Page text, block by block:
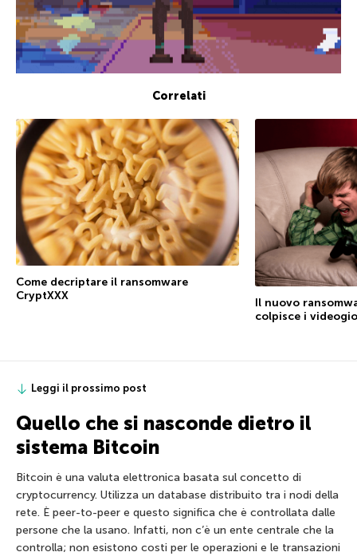
Correlati
Come decriptare il ransomware
CryptXXX
Il nuovo
colpisce i
Leggi il prossimo post
Quello che si nasconde dietro il
sistema Bitcoin
Bitcoin è una valuta elettronica basata sul concetto di
cryptocurrency. Utilizza un database distribuito tra i nodi della
rete. È peer-to-peer e questo significa che è controllata dalle
persone che la usano. Infatti, non c’è un ente centrale che la
controlla; non esistono costi per le operazioni e le transazioni